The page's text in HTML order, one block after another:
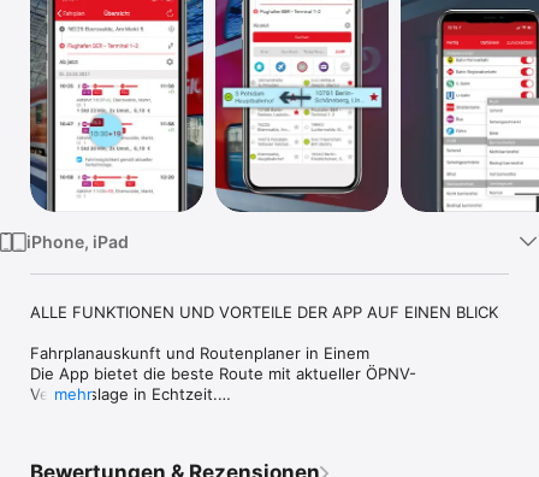
iPhone, iPad
ALLE FUNKTIONEN UND VORTEILE DER APP AUF EINEN BLICK
Fahrplanauskunft und Routenplaner in Einem
Die App bietet die beste Route mit aktueller ÖPNV-
Verkehrslage in Echtzeit.
mehr
Bewertungen & Rezensionen